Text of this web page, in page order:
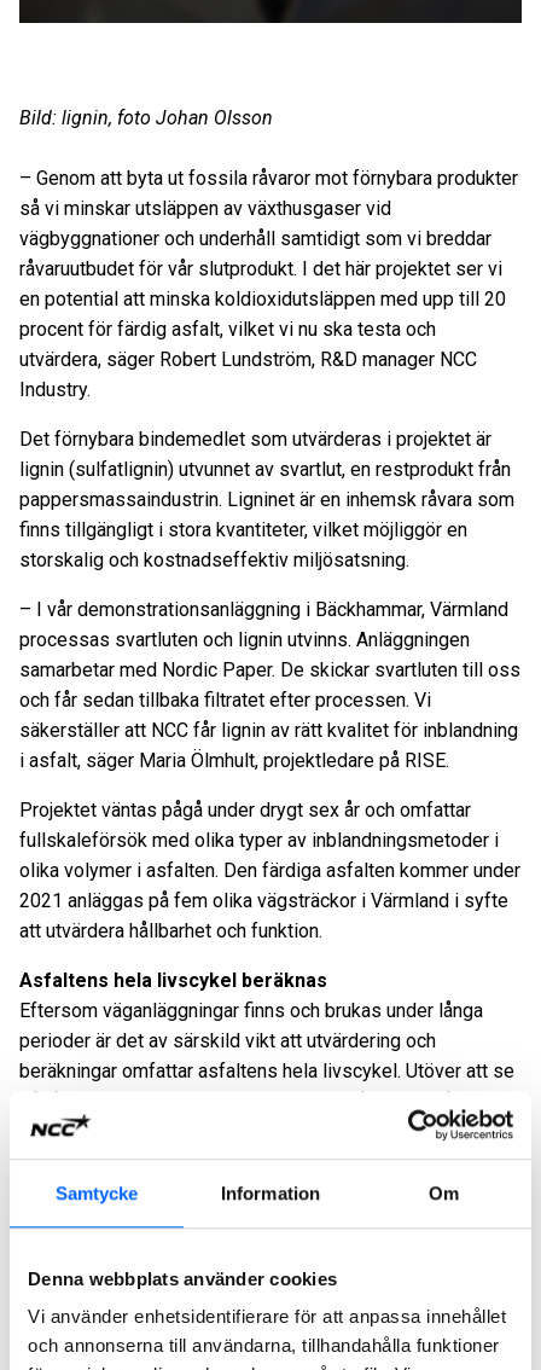
Samtycke Information Om
Denna webbplats använder cookies
Vi använder enhetsidentifierare för att anpassa innehållet
och annonserna till användarna, tillhandahålla funktioner
Bild: lignin, foto Johan Olsson
– Genom att byta ut fossila råvaror mot förnybara produkter
så vi minskar utsläppen av växthusgaser vid
vägbyggnationer och underhåll samtidigt som vi breddar
råvaruutbudet för vår slutprodukt. I det här projektet ser vi
en potential att minska koldioxidutsläppen med upp till 20
procent för färdig asfalt, vilket vi nu ska testa och
utvärdera, säger Robert Lundström, R&D manager NCC
Industry.
Det förnybara bindemedlet som utvärderas i projektet är
lignin (sulfatlignin) utvunnet av svartlut, en restprodukt från
pappersmassaindustrin. Ligninet är en inhemsk råvara som
finns tillgängligt i stora kvantiteter, vilket möjliggör en
storskalig och kostnadseffektiv miljösatsning.
– I vår demonstrationsanläggning i Bäckhammar, Värmland
processas svartluten och lignin utvinns. Anläggningen
samarbetar med Nordic Paper. De skickar svartluten till oss
och får sedan tillbaka filtratet efter processen. Vi
säkerställer att NCC får lignin av rätt kvalitet för inblandning
i asfalt, säger Maria Ölmhult, projektledare på RISE.
Projektet väntas pågå under drygt sex år och omfattar
fullskaleförsök med olika typer av inblandningsmetoder i
olika volymer i asfalten. Den färdiga asfalten kommer under
2021 anläggas på fem olika vägsträckor i Värmland i syfte
att utvärdera hållbarhet och funktion.
Asfaltens hela livscykel beräknas
Eftersom väganläggningar finns och brukas under långa
perioder är det av särskild vikt att utvärdering och
beräkningar omfattar asfaltens hela livscykel. Utöver att se
när asfalten läggs, ska underhållas och dess möjligheter till
att återvinnas av stor vikt.
– För att kunna ta rationella beslut i omställningen mot mer
suboptimering, det vill säga att helheten blir sämre genom
att byta ut delarna. Vi behöver säkerställa att lignin inte
medför ett ökat nettoutsläpp av CO2 genom till exempel
kortare livslängd, ökad förbrukning eller att det minskar